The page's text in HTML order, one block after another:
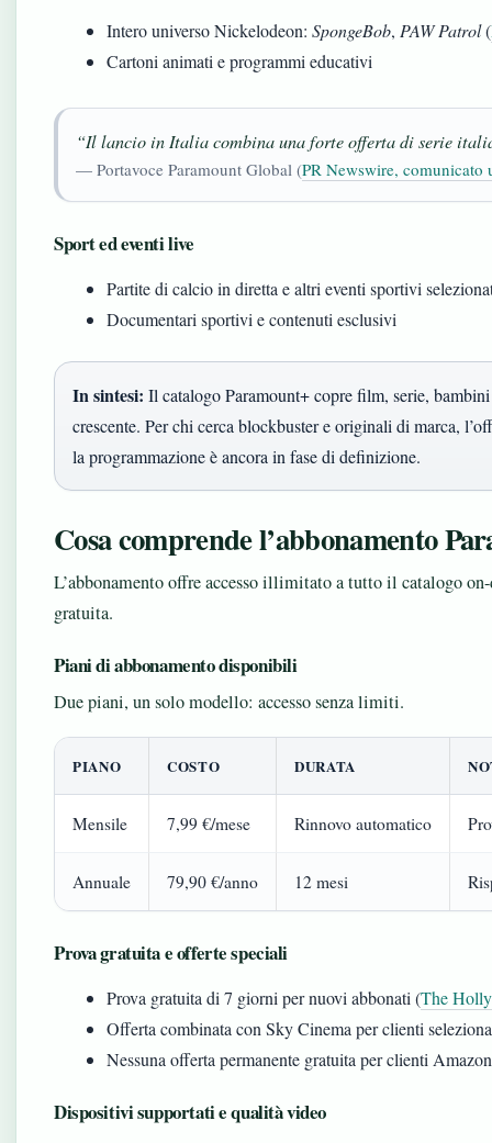
Intero universo Nickelodeon: SpongeBob, PAW Patrol(
Cartoni animati e programmi educativi
“Il lancio in Italia combina una forte offerta di serie
— Portavoce Paramount Global (PR Newswire, comunicato
Sport ed eventi live
Partite di calcio in diretta e altri eventi sportivi
Documentari sportivi e contenuti esclusivi
In sintesi: Il catalogo Paramount+ copre film, serie,
crescente. Per chi cerca blockbuster e originali di marca,
la programmazione è ancora in fase di definizione.
Cosa comprende l’abbonamento
L’abbonamento offre accesso illimitato a tutto il catalogo
gratuita.
Piani di abbonamento disponibili
Due piani, un solo modello: accesso senza limiti.
PIANO COSTO DURATA
Mensile 7,99 €/mese Rinnovo automatico
Annuale 79,90 €/anno 12 mesi
Prova gratuita e offerte speciali
Prova gratuita di 7 giorni per nuovi abbonati (The
Offerta combinata con Sky Cinema per clienti
Nessuna offerta permanente gratuita per clienti
Dispositivi supportati e qualità video